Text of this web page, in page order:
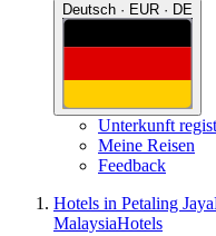
Deutsch · EUR · DE
Unterkunft
Meine Reisen
Feedback
Hotels in Petaling Jaya
MalaysiaHotels